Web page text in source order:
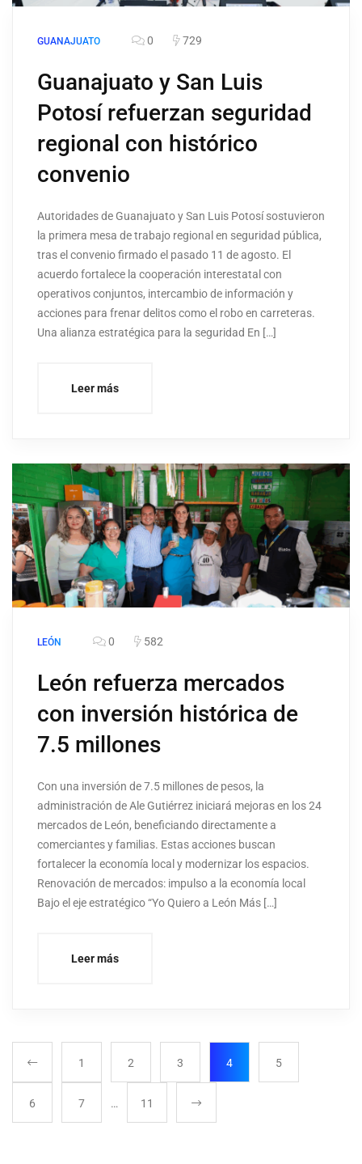
GUANAJUATO 0 729
Guanajuato y San Luis
Potosí refuerzan seguridad
regional con histórico
convenio
Autoridades de Guanajuato y San Luis Potosí sostuvieron
la primera mesa de trabajo regional en seguridad pública,
tras el convenio firmado el pasado 11 de agosto. El
acuerdo fortalece la cooperación interestatal con
operativos conjuntos, intercambio de información y
acciones para frenar delitos como el robo en carreteras.
Una alianza estratégica para la seguridad En […]
Leer más
LEÓN 0 582
León refuerza mercados
con inversión histórica de
7.5 millones
Con una inversión de 7.5 millones de pesos, la
administración de Ale Gutiérrez iniciará mejoras en los 24
mercados de León, beneficiando directamente a
comerciantes y familias. Estas acciones buscan
fortalecer la economía local y modernizar los espacios.
Renovación de mercados: impulso a la economía local
Bajo el eje estratégico “Yo Quiero a León Más […]
Leer más
1 2 3 4 5
6 7 … 11